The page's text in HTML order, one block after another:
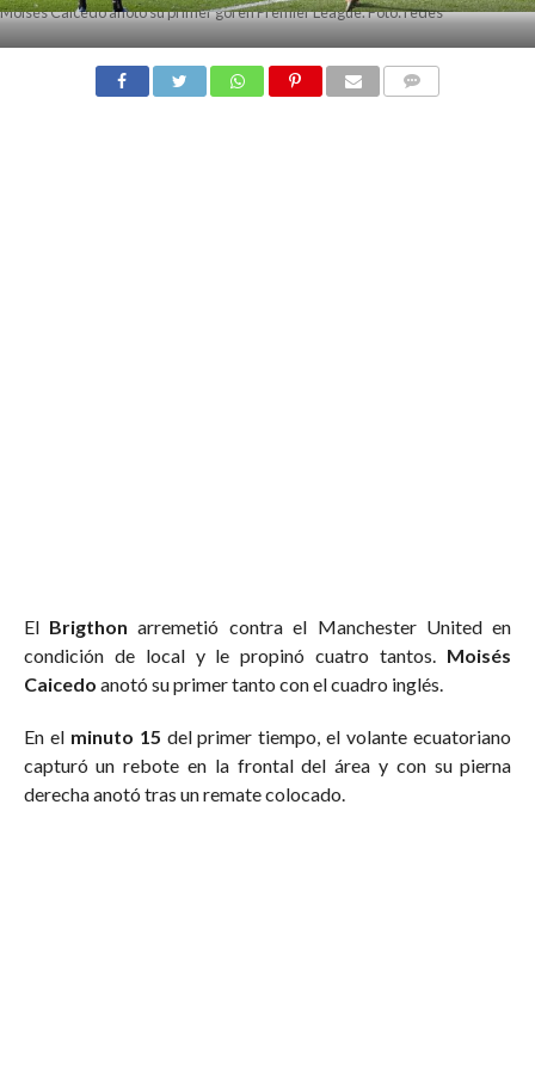
Moisés Caicedo anotó su primer gol en Premier League. Foto: redes
El Brigthon arremetió contra el Manchester United en
condición de local y le propinó cuatro tantos. Moisés
Caicedo anotó su primer tanto con el cuadro inglés.
En el minuto 15 del primer tiempo, el volante ecuatoriano
capturó un rebote en la frontal del área y con su pierna
derecha anotó tras un remate colocado.